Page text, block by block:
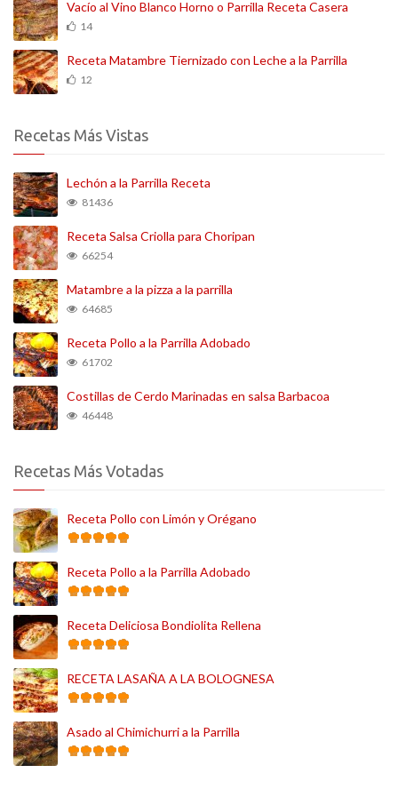
Vacío al Vino Blanco Horno o Parrilla Receta Casera
14
Receta Matambre Tiernizado con Leche a la Parrilla
12
Recetas Más Vistas
Lechón a la Parrilla Receta
81436
Receta Salsa Criolla para Choripan
66254
Matambre a la pizza a la parrilla
64685
Receta Pollo a la Parrilla Adobado
61702
Costillas de Cerdo Marinadas en salsa Barbacoa
46448
Recetas Más Votadas
Receta Pollo con Limón y Orégano
Receta Pollo a la Parrilla Adobado
Receta Deliciosa Bondiolita Rellena
RECETA LASAÑA A LA BOLOGNESA
Asado al Chimichurri a la Parrilla